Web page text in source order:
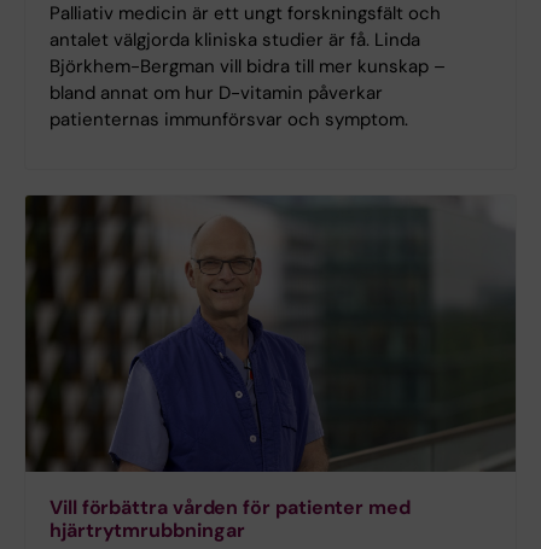
Palliativ medicin är ett ungt forskningsfält och
antalet välgjorda kliniska studier är få. Linda
Björkhem-Bergman vill bidra till mer kunskap –
bland annat om hur D-vitamin påverkar
patienternas immunförsvar och symptom.
Vill förbättra vården för patienter med
hjärtrytmrubbningar